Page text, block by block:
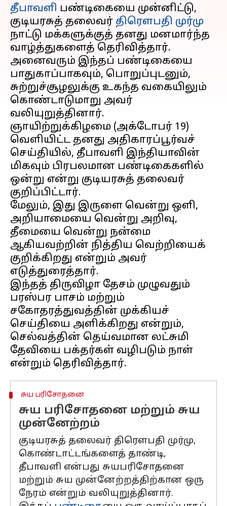
தீபாவளி பண்டிகையை முன்னிட்டு,
குடியரசுத் தலைவர் திரௌபதி முர்மு
நாட்டு மக்களுக்குத் தனது மனமார்ந்த
வாழ்த்துகளைத் தெரிவித்தார்.
அனைவரும் இந்தப் பண்டிகையை
பாதுகாப்பாகவும், பொறுப்புடனும்,
சுற்றுச்சூழலுக்கு உகந்த வகையிலும்
கொண்டாடுமாறு அவர்
வலியுறுத்தினார்.
ஞாயிற்றுக்கிழமை (அக்டோபர் 19)
வெளியிட்ட தனது அதிகாரப்பூர்வச்
செய்தியில், தீபாவளி இந்தியாவின்
மிகவும் பிரபலமான பண்டிகைகளில்
ஒன்று என்று குடியரசுத் தலைவர்
குறிப்பிட்டார்.
மேலும், இது இருளை வென்று ஒளி,
அறியாமையை வென்று அறிவு,
தீமையை வென்று நன்மை
ஆகியவற்றின் நித்திய வெற்றியைக்
குறிக்கிறது என்றும் அவர்
எடுத்துரைத்தார்.
இந்தத் திருவிழா தேசம் முழுவதும்
பரஸ்பர பாசம் மற்றும்
சகோதரத்துவத்தின் முக்கியச்
செய்தியை அளிக்கிறது என்றும்,
செல்வத்தின் தெய்வமான லட்சுமி
தேவியை பக்தர்கள் வழிபடும் நாள்
சுய பரிசோதனை
சுய பரிசோதனை மற்றும் சுய
முன்னேற்றம்
குடியரசுத் தலைவர் திரௌபதி முர்மு,
கொண்டாட்டங்களைத் தாண்டி,
தீபாவளி என்பது சுயபரிசோதனை
மற்றும் சுய முன்னேற்றத்திற்கான ஒரு
நேரம் என்றும் வலியுறுத்தினார்.